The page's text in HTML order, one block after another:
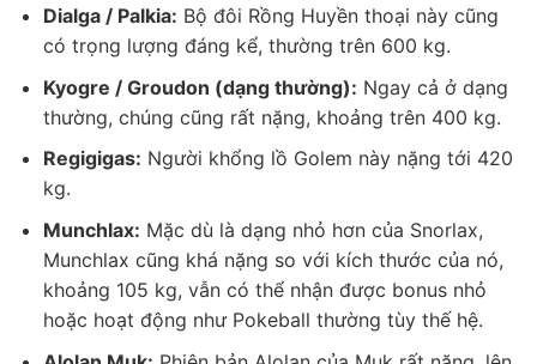
Dialga / Palkia: Bộ đôi Rồng Huyền thoại này cũng
có trọng lượng đáng kể, thường trên 600 kg.
Kyogre / Groudon (dạng thường): Ngay cả ở dạng
thường, chúng cũng rất nặng, khoảng trên 400 kg.
Regigigas: Người khổng lồ Golem này nặng tới 420
kg.
Munchlax: Mặc dù là dạng nhỏ hơn của Snorlax,
Munchlax cũng khá nặng so với kích thước của nó,
khoảng 105 kg, vẫn có thể nhận được bonus nhỏ
hoặc hoạt động như Pokeball thường tùy thế hệ.